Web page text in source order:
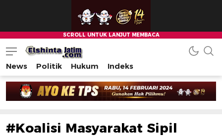
News Politik Hukum Indeks
#Koalisi Masyarakat Sipil